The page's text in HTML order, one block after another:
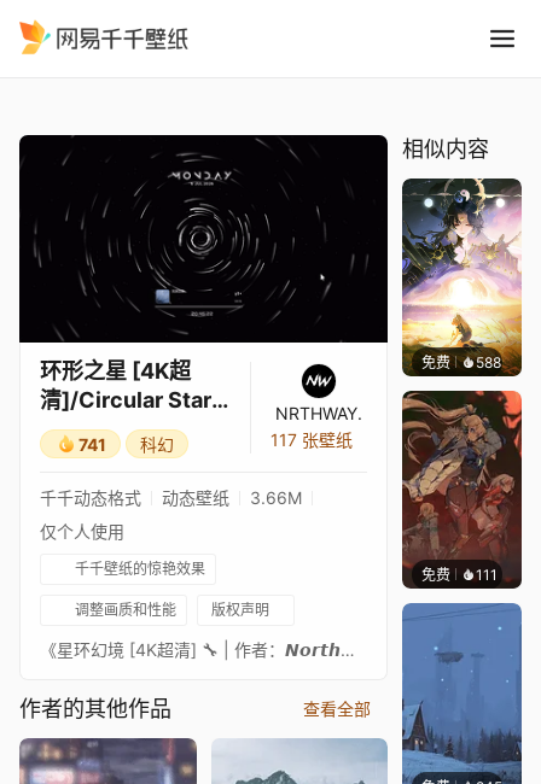
环形之星 [4K超
清]/Circular Star
[4K]
741 科幻
NRTHWAY.
117 张壁纸
千千动态格式 动态壁纸
3.66M
仅个人使用
千千壁纸的惊艳效果
调整画质和性能 版权声明
《星环幻境 [4K超清] 🔧 | 作者：𝙉𝙤𝙧𝙩𝙝𝙒𝙖𝙮👍》​​ ✨ 快来订阅我的工坊，获取更多同系列壁纸吧 ♥ :) ✨ 素材获取：圆形粒子特效包 🔩 ​​极简音乐播放器素材​​：Steam创意工坊 ⚠️ ​​所有壁纸完全免费​​ 😱 ​​且本人未从中获利​​ 😄 当然，您的支持会让我创作更带劲 🥰💜 → ko-fi赞助通道 ​​标签​​：[4K动态壁纸][星空][3840×2160][场景][可定制][宇宙][音频响应][日期][时钟][媒体交互]/Circular Star [4K] 🔧 Made by 𝙉𝙤𝙧𝙩𝙝𝙒𝙖𝙮👍 Don't hesitate to subscribe to my Workshop for more wallpapers in this style ♥ :)For those who want the asset here it is : Circular Particles🔩 Asset Minimalistic Music Player : https://steamcommunity.com/sharedfiles/filedetails/?id=2499516781&searchtext=𝗞𝗻𝗼𝘄 𝘁𝗵𝗮𝘁 𝗮𝗹𝗹 𝘁𝗵𝗲 𝘄𝗮𝗹𝗹𝗽𝗮𝗽𝗲𝗿𝘀 𝗮𝗿𝗲 𝗳𝗿𝗲𝗲 😱 𝗮𝗻𝗱 𝘁𝗵𝗮𝘁 𝗜 𝗱𝗼𝗻'𝘁 𝗺𝗮𝗸𝗲 𝗮𝗻𝘆 𝗺𝗼𝗻𝗲𝘆 𝗳𝗿𝗼𝗺 𝗶𝘁.😄 𝗼𝗳 𝗰𝗼𝘂𝗿𝘀𝗲 𝗜 𝘄𝗼𝘂𝗹𝗱 𝗯𝗲 𝗵𝗮𝗽𝗽𝘆 𝗶𝗳 𝘆𝗼𝘂 𝗺𝗮𝗱𝗲 𝗺𝗲 𝗮 𝗱𝗼𝗻𝗮𝘁𝗶𝗼𝗻🥰💜ko-fi[ko-fi.com]Tags : [4K] Live Wallpaper,Star,3840 x 2160,Scene,Customizable,Space,Audio responsive,Date,Day,Clock,Media Integration.DO NOT USE THE READING SPEED, Instead use the options added by me.
作者的其他作品 查看全部
相似内容
免费 588小鬼
免费 111 Nesu